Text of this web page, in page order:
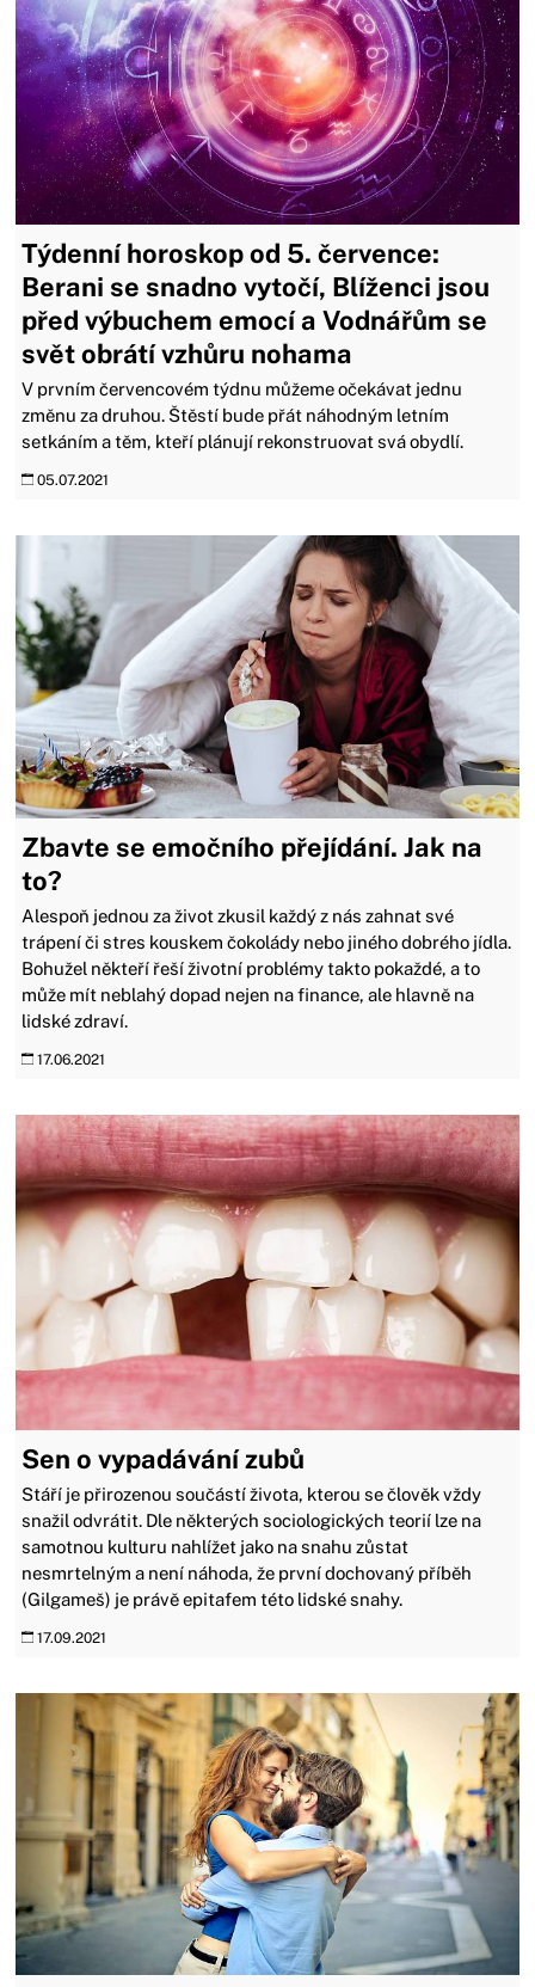
Týdenní horoskop od 5. července:
Berani se snadno vytočí, Blíženci jsou
před výbuchem emocí a Vodnářům se
svět obrátí vzhůru nohama
V prvním červencovém týdnu můžeme očekávat jednu
změnu za druhou. Štěstí bude přát náhodným letním
setkáním a těm, kteří plánují rekonstruovat svá obydlí.
05.07.2021
Zbavte se emočního přejídání. Jak na
to?
Alespoň jednou za život zkusil každý z nás zahnat své
trápení či stres kouskem čokolády nebo jiného dobrého jídla.
Bohužel někteří řeší životní problémy takto pokaždé, a to
může mít neblahý dopad nejen na finance, ale hlavně na
lidské zdraví.
17.06.2021
Sen o vypadávání zubů
Stáří je přirozenou součástí života, kterou se člověk vždy
snažil odvrátit. Dle některých sociologických teorií lze na
samotnou kulturu nahlížet jako na snahu zůstat
nesmrtelným a není náhoda, že první dochovaný příběh
(Gilgameš) je právě epitafem této lidské snahy.
17.09.2021